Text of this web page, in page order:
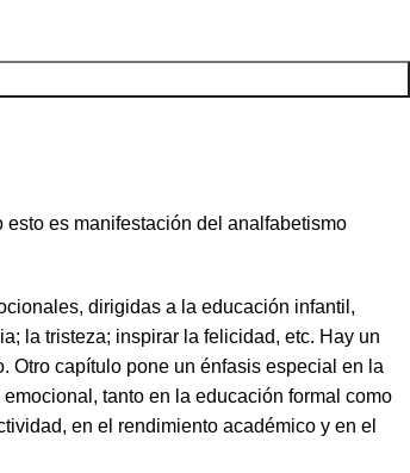
es manifestación del analfabetismo
dirigidas a la educación infantil,
la tristeza; inspirar la felicidad, etc. Hay un
Otro capítulo pone un énfasis especial en la
tanto en la educación formal como
en el rendimiento académico y en el